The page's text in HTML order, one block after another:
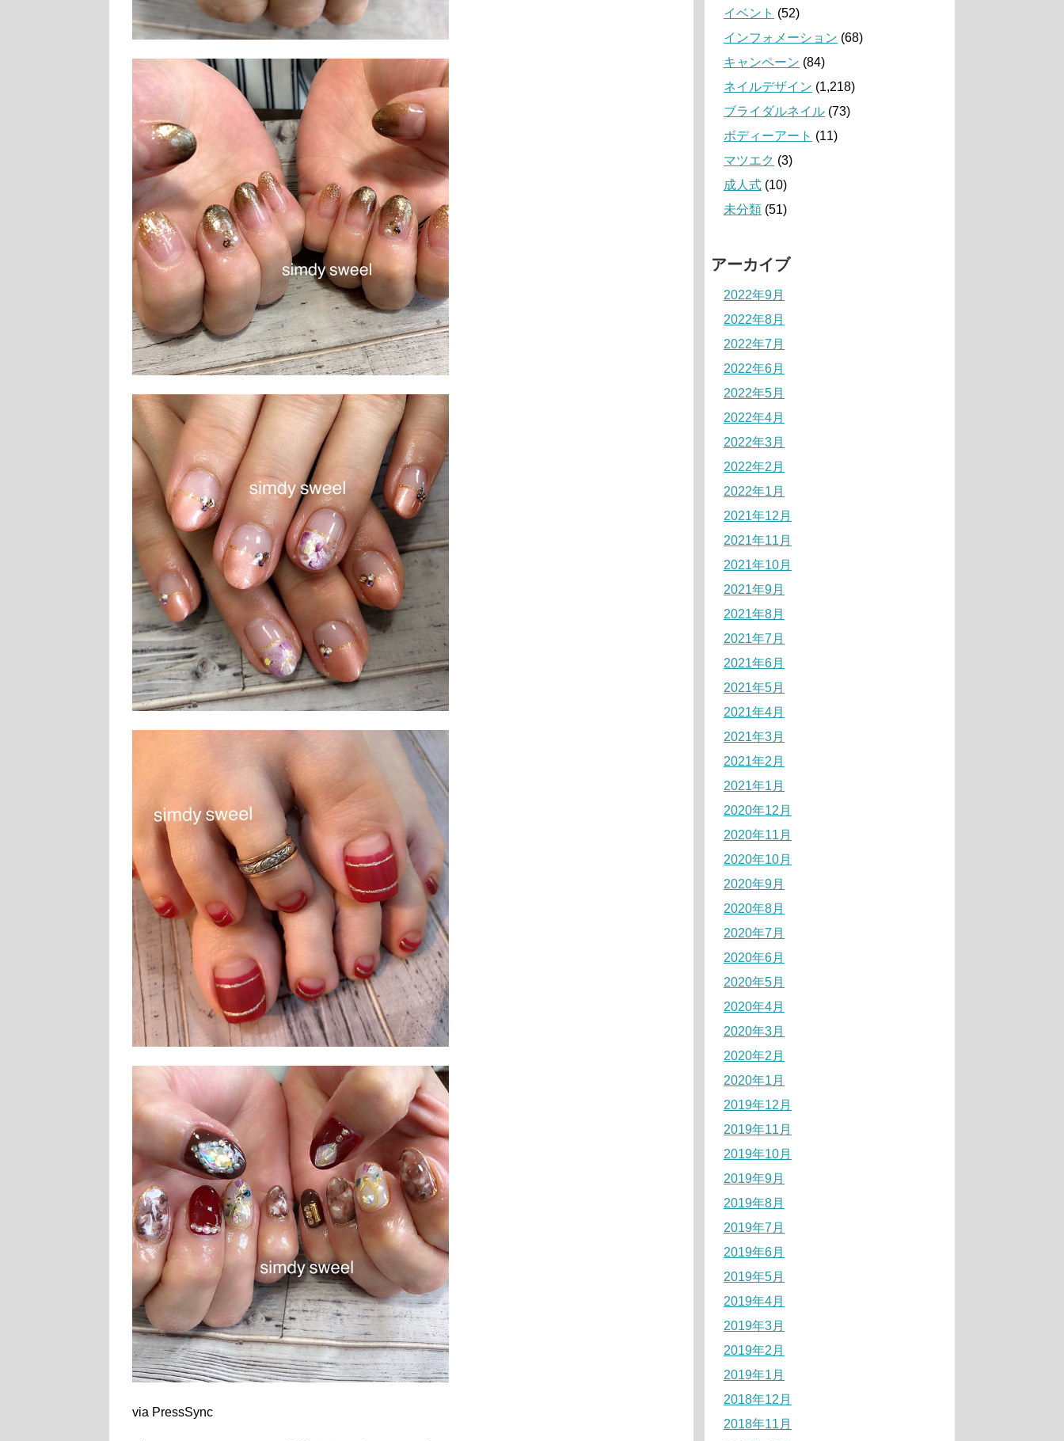
via PressSync
イベント (52)
インフォメーション (68)
キャンペーン (84)
ネイルデザイン (1,218)
ブライダルネイル (73)
ボディーアート (11)
マツエク (3)
成人式 (10)
未分類 (51)
アーカイブ
2022年9月
2022年8月
2022年7月
2022年6月
2022年5月
2022年4月
2022年3月
2022年2月
2022年1月
2021年12月
2021年11月
2021年10月
2021年9月
2021年8月
2021年7月
2021年6月
2021年5月
2021年4月
2021年3月
2021年2月
2021年1月
2020年12月
2020年11月
2020年10月
2020年9月
2020年8月
2020年7月
2020年6月
2020年5月
2020年4月
2020年3月
2020年2月
2020年1月
2019年12月
2019年11月
2019年10月
2019年9月
2019年8月
2019年7月
2019年6月
2019年5月
2019年4月
2019年3月
2019年2月
2019年1月
2018年12月
2018年11月